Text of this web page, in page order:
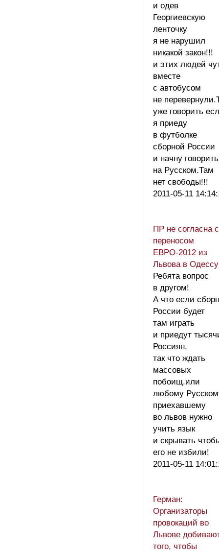
и одев
Георгиевскую
ленточку
я не нарушил
никакой закон!!!
и этих людей
вместе
с автобусом
не
уже говорить
я приеду
в футболке
сборной России
и начну говорить
на Русском.Там
нет свободы!!!
2011-05-11
ПР не согласна с
переносом
ЕВРО-2012 из
Львова в Одессу
Ребята вопрос
в другом!
А что если
России будет
там играть
и приедут
Россиян,
так что ждать
массовых
побоищ.или
любому
приехавшему
во львов нужно
учить язык
и скрывать
его не избили!
2011-05-11
Герман:
Организаторы
провокаций во
Львове
того, чтобы